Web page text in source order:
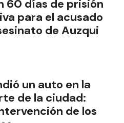
60 días de prisión
para el acusado
de Auzqui
un auto en la
de la ciudad:
de los